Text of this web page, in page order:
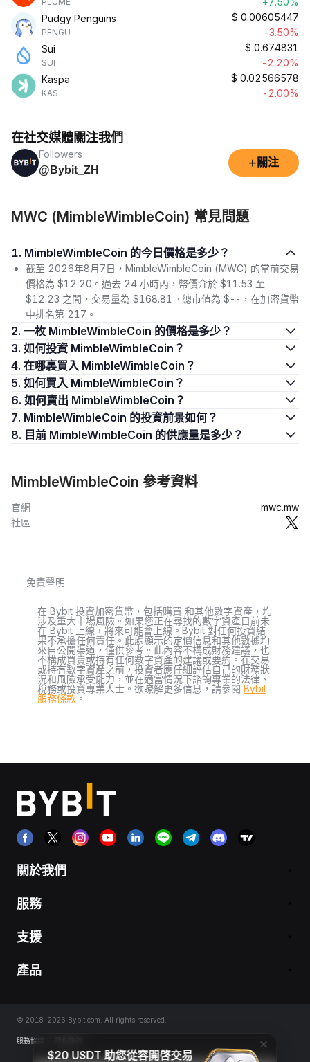
Pudgy Penguins
PENGU
$ 0.00605447
-3.50%
Sui
SUI
$ 0.674831
-2.20%
Kaspa
KAS
$ 0.02566578
-2.00%
在社交媒體關注我們
Followers
@Bybit_ZH
+ 關注
MWC (MimbleWimbleCoin) 常見問題
1. MimbleWimbleCoin 的今日價格是多少？
截至 2026年8月7日，MimbleWimbleCoin (MWC) 的當前交易
價格為 $12.20。過去 24 小時內，幣價介於 $11.53 至
$12.23 之間，交易量為 $168.81。總市值為 $--，在加密貨幣
中排名第 217。
2. 一枚 MimbleWimbleCoin 的價格是多少？
3. 如何投資 MimbleWimbleCoin？
4. 在哪裏買入 MimbleWimbleCoin？
5. 如何買入 MimbleWimbleCoin？
6. 如何賣出 MimbleWimbleCoin？
7. MimbleWimbleCoin 的投資前景如何？
8. 目前 MimbleWimbleCoin 的供應量是多少？
MimbleWimbleCoin 參考資料
官網
mwc.mw
社區
免責聲明
在 Bybit 投資加密貨幣，包括購買 和其他數字資產，均
涉及重大市場風險。如果您正在尋找的數字資產目前未
在 Bybit 上線，將來可能會上線。Bybit 對任何投資結
果不承擔任何責任。此處顯示的定價信息和其他數據均
來自公開渠道，僅供參考。此內容不構成財務建議，也
不構成買賣或持有任何數字資產的建議或要約。在交易
或持有數字資產之前，投資者應仔細評估自己的財務狀
況和風險承受能力，並在適當情況下諮詢專業的法律、
稅務或投資專業人士。欲瞭解更多信息，請參閱 Bybit
服務條款 。
關於我們
服務
支援
產品
© 2018-2026 Bybit.com. All rights reserved.
服務協議
$20 USDT 助您從容開啓交易